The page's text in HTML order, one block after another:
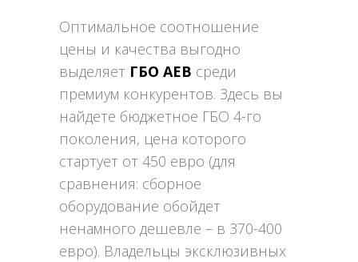
Оптимальное соотношение
цены и качества выгодно
выделяет ГБО AEB среди
премиум конкурентов. Здесь вы
найдете бюджетное ГБО 4-го
поколения, цена которого
стартует от 450 евро (для
сравнения: сборное
оборудование обойдет
ненамного дешевле – в 370-400
евро). Владельцы эксклюзивных